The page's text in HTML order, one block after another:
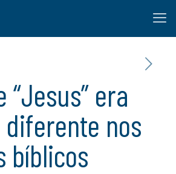
“Jesus” era
nos
bíblicos